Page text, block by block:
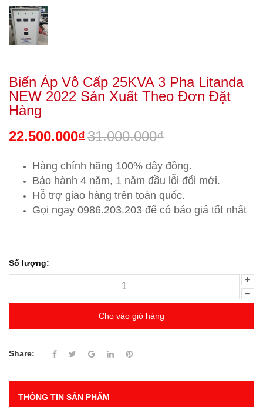
Biến Áp Vô Cấp 25KVA 3 Pha Litanda
NEW 2022 Sản Xuất Theo Đơn Đặt
Hàng
22.500.000₫31.000.000₫
Hàng chính hãng 100% dây đồng.
Bảo hành 4 năm, 1 năm đầu lỗi đổi mới.
Hỗ trợ giao hàng trên toàn quốc.
Gọi ngay 0986.203.203 để có báo giá tốt nhất
Số lượng:
Cho vào giỏ hàng
Share:
THÔNG TIN SẢN PHẨM